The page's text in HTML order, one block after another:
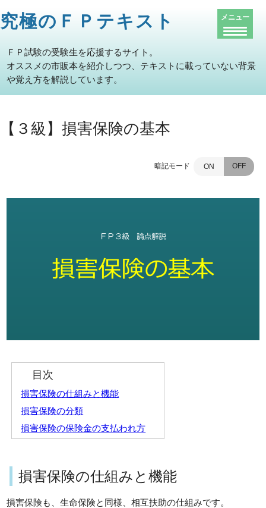
究極のＦＰテキスト
ＦＰ試験の受験生を応援するサイト。
オススメの市販本を紹介しつつ、テキストに載っていない背景
や覚え方を解説しています。
【３級】損害保険の基本
暗記モード ON OFF
目次
損害保険の仕組みと機能
損害保険の分類
損害保険の保険金の支払われ方
損害保険の仕組みと機能
損害保険も、生命保険と同様、相互扶助の仕組みです。
メニュー